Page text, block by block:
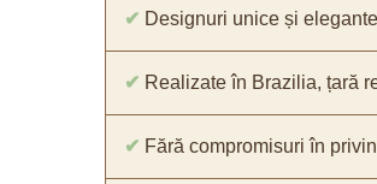
✔ Designuri unice și
✔ Realizate în Brazilia, țară
✔ Fără compromisuri în